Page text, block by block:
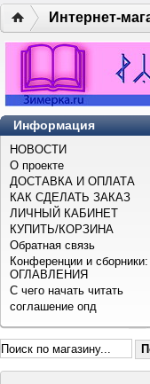
Интернет-
Информация
НОВОСТИ
О проекте
ДОСТАВКА И ОПЛАТА
КАК СДЕЛАТЬ ЗАКАЗ
ЛИЧНЫЙ КАБИНЕТ
КУПИТЬ/КОРЗИНА
Обратная связь
Конференции и сборники:
ОГЛАВЛЕНИЯ
С чего начать читать
соглашение опд